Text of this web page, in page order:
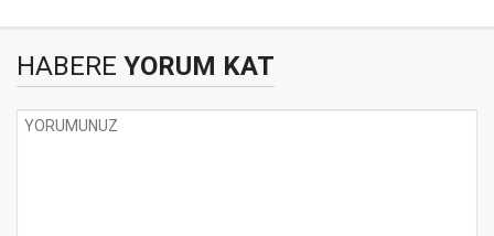
HABERE YORUM KAT